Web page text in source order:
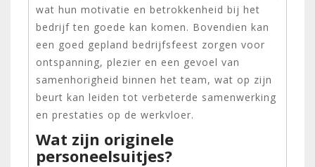
wat hun motivatie en betrokkenheid bij het
bedrijf ten goede kan komen. Bovendien kan
een goed gepland bedrijfsfeest zorgen voor
ontspanning, plezier en een gevoel van
samenhorigheid binnen het team, wat op zijn
beurt kan leiden tot verbeterde samenwerking
en prestaties op de werkvloer.
Wat zijn originele
personeelsuitjes?